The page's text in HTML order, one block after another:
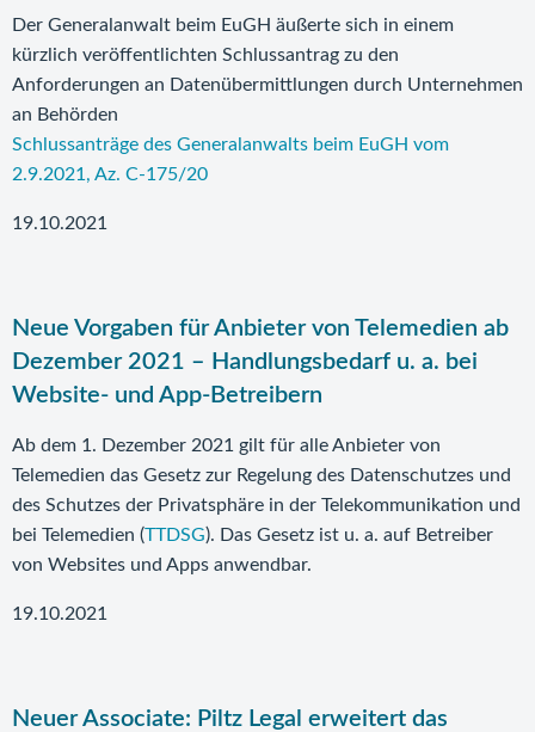
Der Generalanwalt beim EuGH äußerte sich in einem
kürzlich veröffentlichten Schlussantrag zu den
Anforderungen an Datenübermittlungen durch Unternehmen
an Behörden
Schlussanträge des Generalanwalts beim EuGH vom
2.9.2021, Az. C-175/20
19.10.2021
Neue Vorgaben für Anbieter von Telemedien ab
Dezember 2021 – Handlungsbedarf u. a. bei
Website- und App-Betreibern
Ab dem 1. Dezember 2021 gilt für alle Anbieter von
Telemedien das Gesetz zur Regelung des Datenschutzes und
des Schutzes der Privatsphäre in der Telekommunikation und
bei Telemedien (TTDSG). Das Gesetz ist u. a. auf Betreiber
von Websites und Apps anwendbar.
19.10.2021
Neuer Associate: Piltz Legal erweitert das